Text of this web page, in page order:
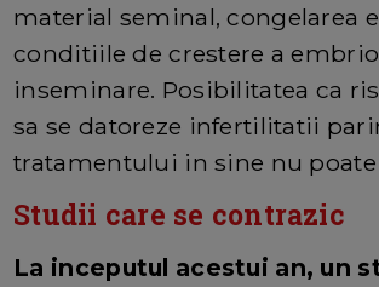
material seminal, congelarea
conditiile de crestere a
inseminare. Posibilitatea ca
sa se datoreze infertilitatii
tratamentului in sine nu poate
Studii care se contrazic
La inceputul acestui an, un